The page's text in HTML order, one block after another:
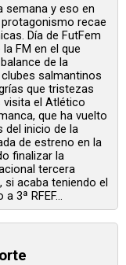
semana y eso en
recae
Día de FutFem
FM en el que
de la
salmantinos
que tristezas
visita el Atlético
que ha vuelto
del inicio de la
de estreno en la
finalizar la
tercera
si acaba teniendo el
3ª RFEF...